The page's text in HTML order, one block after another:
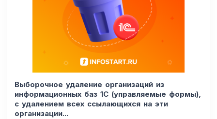
Выборочное удаление организаций из
информационных баз 1С (управляемые формы),
с удалением всех ссылающихся на эти
организации...